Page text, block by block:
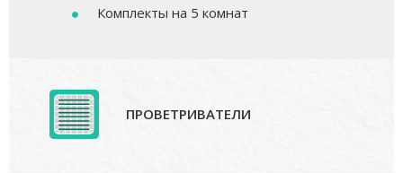
Комплекты на 5 комнат
ПРОВЕТРИВАТЕЛИ